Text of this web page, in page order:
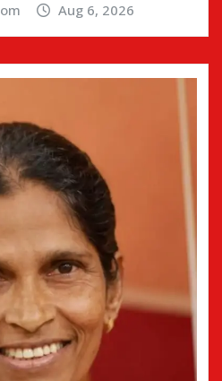
Aug 6, 2026